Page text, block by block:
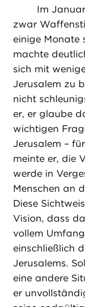
Im
zwar
einige Monate
machte
sich mit
Jerusalem zu
nicht
er, er glaube
wichtigen
Jerusalem –
meinte er, die
werde in
Menschen an
Diese
Vision, dass
vollem
einschließlich
Jerusalems.
eine andere
er